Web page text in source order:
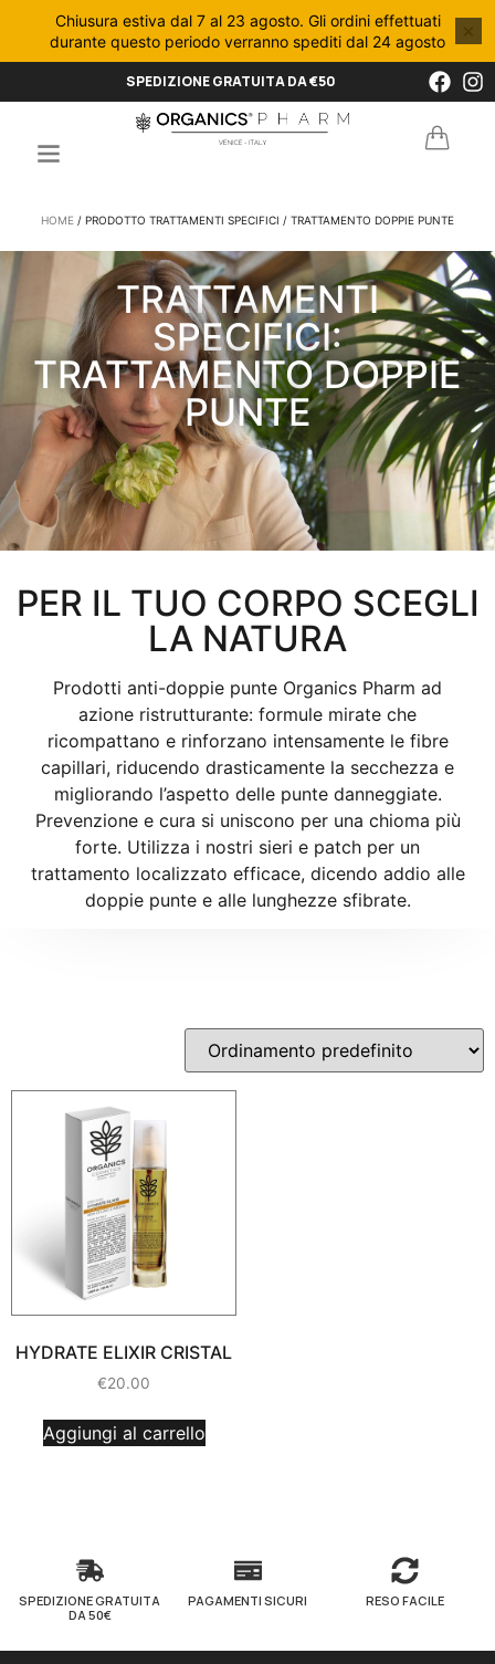
Chiusura estiva dal 7 al 23 agosto. Gli ordini effettuati
durante questo periodo verranno spediti dal 24 agosto
×
SPEDIZIONE GRATUITA DA €50
HOME / PRODOTTO TRATTAMENTI SPECIFICI / TRATTAMENTO DOPPIE PUNTE
TRATTAMENTI
SPECIFICI:
TRATTAMENTO DOPPIE
PUNTE
PER IL TUO CORPO SCEGLI
LA NATURA
Prodotti anti-doppie punte Organics Pharm ad
azione ristrutturante: formule mirate che
ricompattano e rinforzano intensamente le fibre
capillari, riducendo drasticamente la secchezza e
migliorando l’aspetto delle punte danneggiate.
Prevenzione e cura si uniscono per una chioma più
forte. Utilizza i nostri sieri e patch per un
trattamento localizzato efficace, dicendo addio alle
doppie punte e alle lunghezze sfibrate.
HYDRATE ELIXIR CRISTAL
€20.00
Aggiungi al carrello
SPEDIZIONE GRATUITA
DA 50€
PAGAMENTI SICURI RESO FACILE